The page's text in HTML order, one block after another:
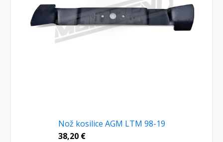
Nož kosilice AGM LTM 98-19
38,20 €